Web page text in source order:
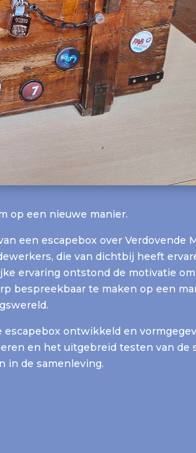
op een nieuwe manier.
een escapebox over Verdovende
die van dichtbij heeft
ervaring ontstond de motivatie
bespreekbaar te maken op een
escapebox ontwikkeld en
en het uitgebreid testen van de
in de samenleving.